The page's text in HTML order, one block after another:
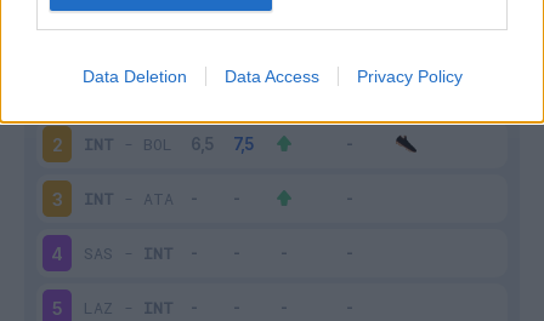
Data Deletion Data Access Privacy Policy
SAM-INT
2 INT - BOL
3 INT - ATA
4 SAS - INT
5 LAZ - INT